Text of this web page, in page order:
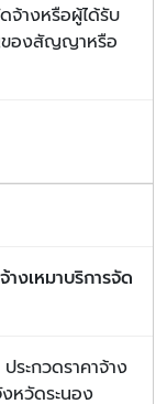
จ้างหรือผู้ได้รับ
ของสัญญาหรือ
างเหมาบริการจัด
ระกวดราคาจ้าง
หวัดระนอง